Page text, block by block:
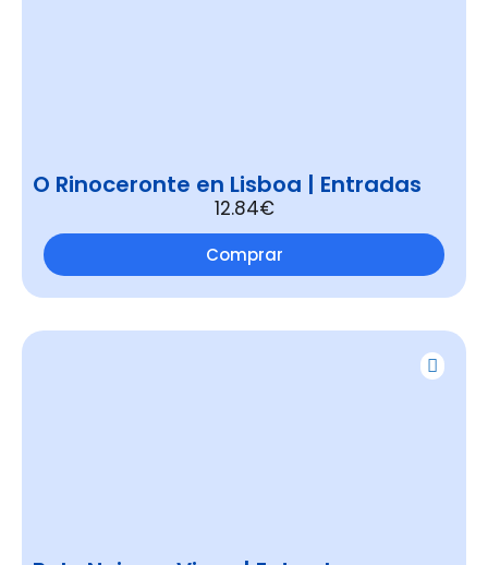
O Rinoceronte en Lisboa | Entradas
12.84€
Comprar